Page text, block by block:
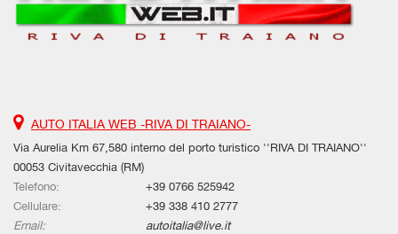
AUTO ITALIA WEB -RIVA DI TRAIANO-
Via Aurelia Km 67,580 interno del porto turistico ''RIVA DI TRAIANO''
00053 Civitavecchia (RM)
Telefono:
+39 0766 525942
Cellulare:
+39 338 410 2777
Email:
autoitalia@live.it